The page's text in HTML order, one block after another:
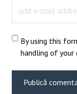
By using this
handling of your